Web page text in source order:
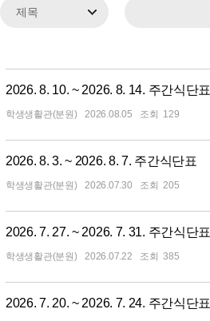
2026. 8. 10. ~ 2026. 8. 14. 주간식단표
학생생활관(분원) 2026.08.05 129
2026. 8. 3. ~ 2026. 8. 7. 주간식단표
학생생활관(분원) 2026.07.30 205
2026. 7. 27. ~ 2026. 7. 31. 주간식단표
학생생활관(분원) 2026.07.22 385
2026. 7. 20. ~ 2026. 7. 24. 주간식단표